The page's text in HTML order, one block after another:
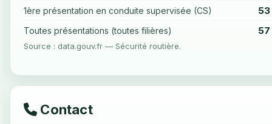
1ère présentation en conduite supervisée (CS) 53
Toutes présentations (toutes filières) 57
Source : data.gouv.fr — Sécurité routière.
Contact